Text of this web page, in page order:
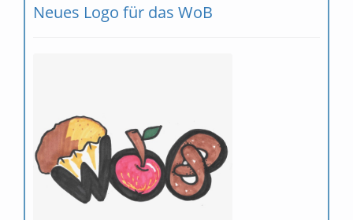
Neues Logo für das WoB